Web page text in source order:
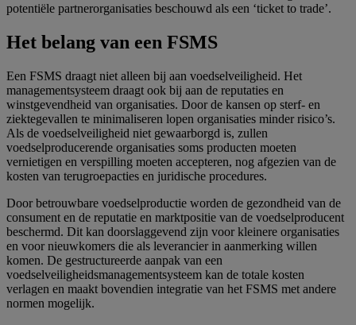
potentiële partnerorganisaties beschouwd als een ‘ticket to trade’.
Het belang van een FSMS
Een FSMS draagt niet alleen bij aan voedselveiligheid. Het
managementsysteem draagt ook bij aan de reputaties en
winstgevendheid van organisaties. Door de kansen op sterf- en
ziektegevallen te minimaliseren lopen organisaties minder risico’s.
Als de voedselveiligheid niet gewaarborgd is, zullen
voedselproducerende organisaties soms producten moeten
vernietigen en verspilling moeten accepteren, nog afgezien van de
kosten van terugroepacties en juridische procedures.
Door betrouwbare voedselproductie worden de gezondheid van de
consument en de reputatie en marktpositie van de voedselproducent
beschermd. Dit kan doorslaggevend zijn voor kleinere organisaties
en voor nieuwkomers die als leverancier in aanmerking willen
komen. De gestructureerde aanpak van een
voedselveiligheidsmanagementsysteem kan de totale kosten
verlagen en maakt bovendien integratie van het FSMS met andere
normen mogelijk.